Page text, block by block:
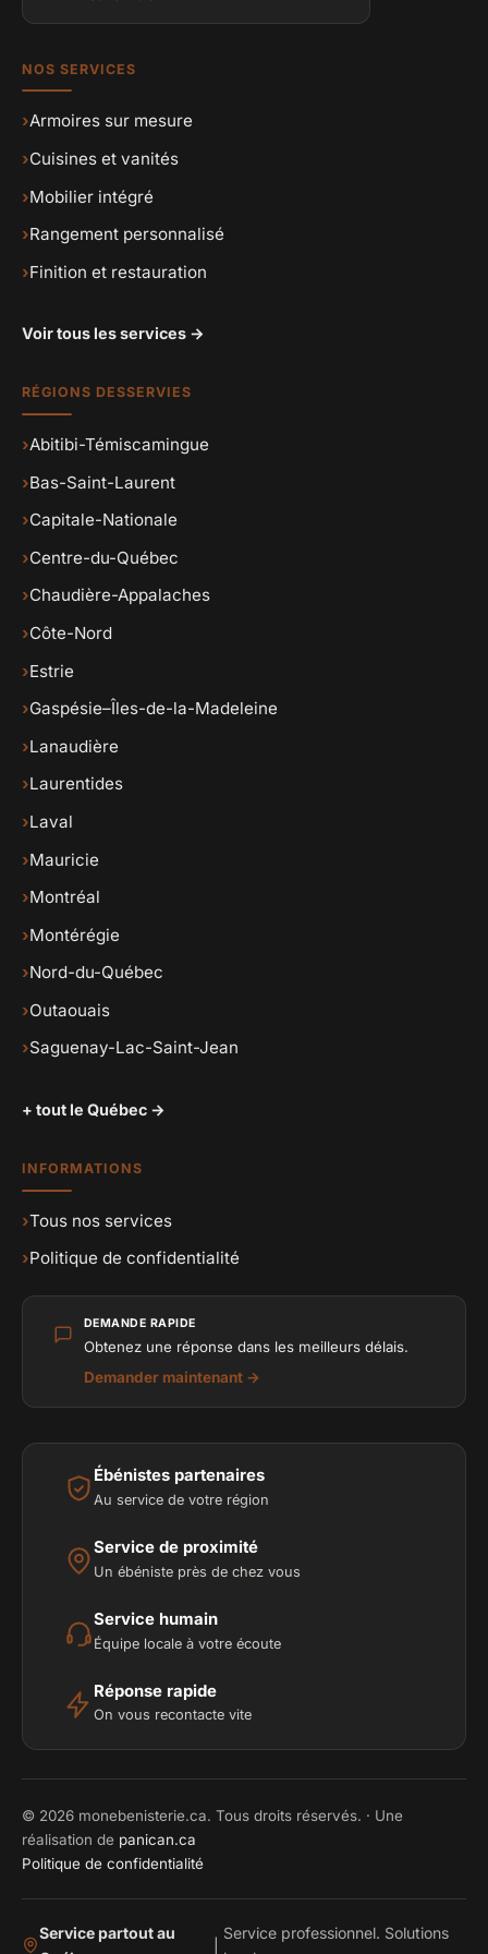
NOS SERVICES
›Armoires sur mesure
›Cuisines et vanités
›Mobilier intégré
›Rangement personnalisé
›Finition et restauration
Voir tous les services →
RÉGIONS DESSERVIES
›Abitibi-Témiscamingue
›Bas-Saint-Laurent
›Capitale-Nationale
›Centre-du-Québec
›Chaudière-Appalaches
›Côte-Nord
›Estrie
›Gaspésie–Îles-de-la-Madeleine
›Lanaudière
›Laurentides
›Laval
›Mauricie
›Montréal
›Montérégie
›Nord-du-Québec
›Outaouais
›Saguenay-Lac-Saint-Jean
+ tout le Québec →
INFORMATIONS
›Tous nos services
›Politique de confidentialité
DEMANDE RAPIDE
Obtenez une réponse dans les meilleurs délais.
Demander maintenant →
Ébénistes partenaires
Au service de votre région
Service de proximité
Un ébéniste près de chez vous
Service humain
Équipe locale à votre écoute
Réponse rapide
On vous recontacte vite
© 2026 monebenisterie.ca. Tous droits réservés. · Une
réalisation de panican.ca
Politique de confidentialité
Service partout au
Service professionnel. Solutions